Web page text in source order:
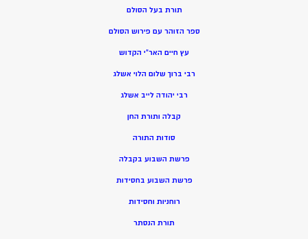
תורת בעל הסולם
ספר הזוהר עם פירוש הסולם
עץ חיים האר”י הקדוש
רבי ברוך שלום הלוי אשלג
רבי יהודה לייב אשלג
קבלה ותורת החן
סודות התורה
פרשת השבוע בקבלה
פרשת השבוע בחסידות
רוחניות וחסידות
תורת הנסתר